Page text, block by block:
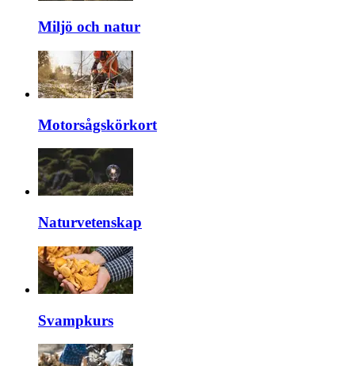
Miljö och natur
Motorsågskörkort
Naturvetenskap
Svampkurs